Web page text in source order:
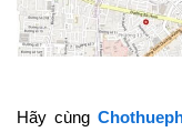
Hãy cùng